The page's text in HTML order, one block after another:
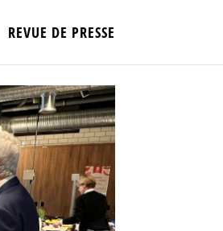
REVUE DE PRESSE